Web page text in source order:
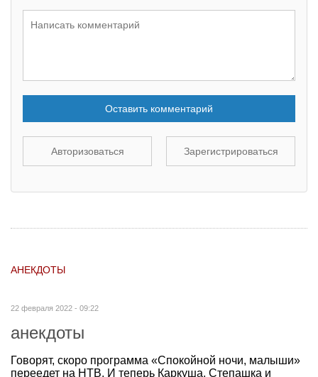
Оставить комментарий
Авторизоваться Зарегистрироваться
АНЕКДОТЫ
22 февраля 2022 - 09:22
анекдоты
Говорят, скоро программа «Спокойной ночи, малыши»
переедет на НТВ. И теперь Каркуша, Степашка и